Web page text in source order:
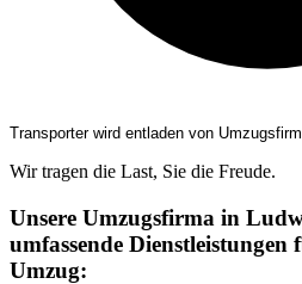
Transporter wird entladen von
Wir tragen die Last, Sie die Freude.
Unsere Umzugsfirma in
umfassende Dienstleistungen
Umzug: